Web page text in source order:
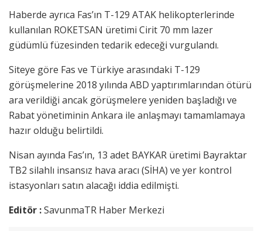
Haberde ayrıca Fas’ın T-129 ATAK helikopterlerinde
kullanılan ROKETSAN üretimi Cirit 70 mm lazer
güdümlü füzesinden tedarik edeceği vurgulandı.
Siteye göre Fas ve Türkiye arasındaki T-129
görüşmelerine 2018 yılında ABD yaptırımlarından ötürü
ara verildiği ancak görüşmelere yeniden başladığı ve
Rabat yönetiminin Ankara ile anlaşmayı tamamlamaya
hazır olduğu belirtildi.
Nisan ayında Fas’ın, 13 adet BAYKAR üretimi Bayraktar
TB2 silahlı insansız hava aracı (SİHA) ve yer kontrol
istasyonları satın alacağı iddia edilmişti.
Editör :SavunmaTR Haber Merkezi